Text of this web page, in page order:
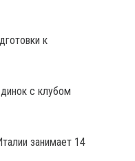
к
с клубом
занимает 14